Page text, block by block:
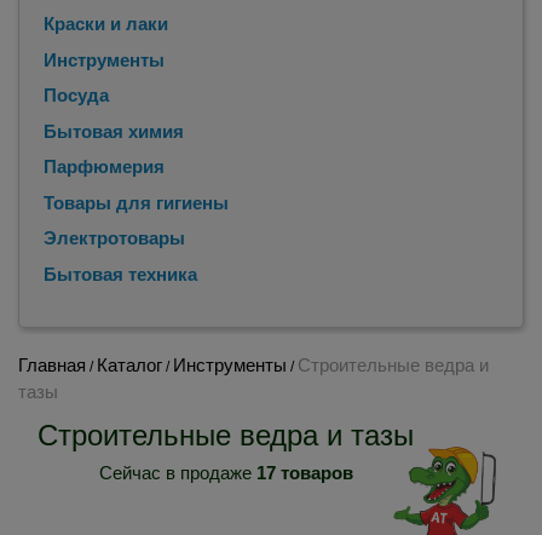
Краски и лаки
Инструменты
Посуда
Бытовая химия
Парфюмерия
Товары для гигиены
Электротовары
Бытовая техника
Главная / Каталог / Инструменты / Строительные ведра и
тазы
Строительные ведра и тазы
Сейчас в продаже 17 товаров